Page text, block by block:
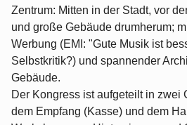
Zentrum: Mitten in der Stadt, vor
und große Gebäude drumherum;
Werbung (EMI: "Gute Musik ist
Selbstkritik?) und spannender
Gebäude.
Der Kongress ist aufgeteilt in zwei
dem Empfang (Kasse) und dem